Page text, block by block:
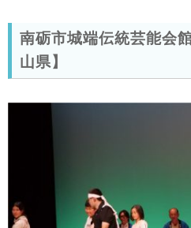
南砺市城端伝統芸能会
山県】